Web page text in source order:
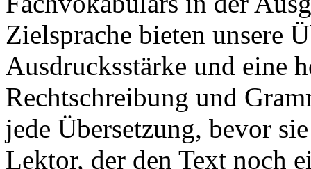
Zielsprache bieten unsere
Ausdrucksstärke und eine
Rechtschreibung und
jede Übersetzung, bevor
Lektor, der den Text noch